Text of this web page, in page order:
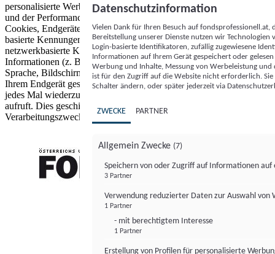
personalisierte Werbung und Inhalte, Messung von Werbeleistung
und der Performance von Inhalten sowie Zielgruppenforschung.
Cookies, Endgeräte- oder ähnliche Online-Kennungen (z. B. login-
basierte Kennungen, zufällig generierte Kennungen,
netzwerkbasierte Kennungen) können zusammen mit anderen
Informationen (z. B. Browsertyp und Browserinformationen,
Sprache, Bildschirmgröße, unterstützte Technologien usw.) auf
Ihrem Endgerät gespeichert oder von dort ausgelesen werden, um es
jedes Mal wiederzuerkennen, wenn es eine App oder einer Webseite
aufruft. Dies geschieht für einen oder mehrere der hier aufgeführten
Verarbeitungszwecke.
Datenschutzinformation
Vielen Dank für Ihren Besuch auf
Bereitstellung unserer Dienste nutzen wir Technologien
Login-basierte Identifikatoren, zufällig zugewiesene
Informationen auf Ihrem Gerät gespeichert oder
Werbung und Inhalte, Messung von Werbeleistung
ist für den Zugriff auf die Website nicht erforderlich.
Schalter ändern, oder später jederzeit via
ZWECKE PARTNER
Allgemein Zwecke (7)
Speichern von oder Zugriff auf Informationen auf
3 Partner
Verwendung reduzierter Daten zur Auswahl von
1 Partner
- mit berechtigtem Interesse
1 Partner
Erstellung von Profilen für personalisierte
FONDS professionell